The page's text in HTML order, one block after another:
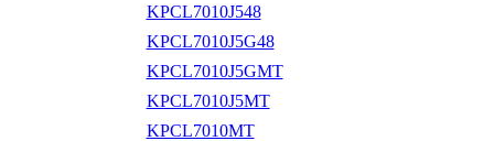
KPCL7010J548
KPCL7010J5G48
KPCL7010J5GMT
KPCL7010J5MT
KPCL7010MT